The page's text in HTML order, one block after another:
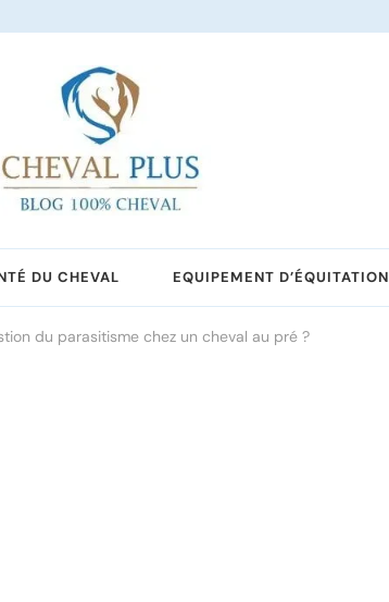
DU CHEVAL EQUIPEMENT D’ÉQUITATION
du parasitisme chez un cheval au pré ?